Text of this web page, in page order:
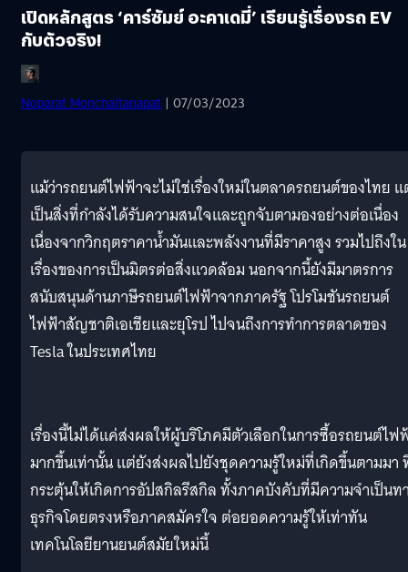
เปิดหลักสูตร ‘คาร์ซัมย์ อะคาเดมี่’ เรียนรู้เรื่องรถ EV
กับตัวจริง!
Noparat Monchaitanapat | 07/03/2023
แม้ว่ารถยนต์ไฟฟ้าจะไม่ใช่เรื่องใหม่ในตลาดรถยนต์ของไทย
เป็นสิ่งที่กำลังได้รับความสนใจและถูกจับตามองอย่างต่อเนื่อง
เนื่องจากวิกฤตราคาน้ำมันและพลังงานที่มีราคาสูง รวมไปถึงใน
เรื่องของการเป็นมิตรต่อสิ่งแวดล้อม นอกจากนี้ยังมีมาตรการ
สนับสนุนด้านภาษีรถยนต์ไฟฟ้าจากภาครัฐ โปรโมชันรถยนต์
ไฟฟ้าสัญชาติเอเชียและยุโรป ไปจนถึงการทำการตลาดของ
Tesla ในประเทศไทย
เรื่องนี้ไม่ได้แค่ส่งผลให้ผู้บริโภคมีตัวเลือกในการซื้อรถยนต์ไฟ
มากขึ้นเท่านั้น แต่ยังส่งผลไปยังชุดความรู้ใหม่ที่เกิดขึ้นตามมา
กระตุ้นให้เกิดการอัปสกิลรีสกิล ทั้งภาคบังคับที่มีความจำเป็นท
ธุรกิจโดยตรงหรือภาคสมัครใจ ต่อยอดความรู้ให้เท่าทัน
เทคโนโลยียานยนต์สมัยใหม่นี้